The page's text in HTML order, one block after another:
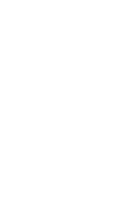
Los trabajos
Chamartín reúne
empresas que
trayectos con